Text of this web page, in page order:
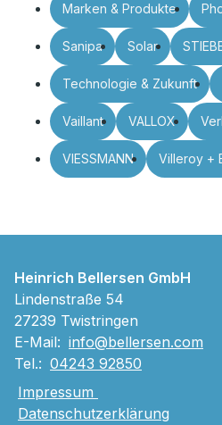
Marken & Produkte
Sanipa Solar
Technologie & Zukunft
Vaillant VALLOX
VIESSMANN Villeroy +
Heinrich Bellersen GmbH
Lindenstraße 54
27239 Twistringen
E-Mail: info@bellersen.com
Tel.: 04243 92850
Impressum
Datenschutzerklärung